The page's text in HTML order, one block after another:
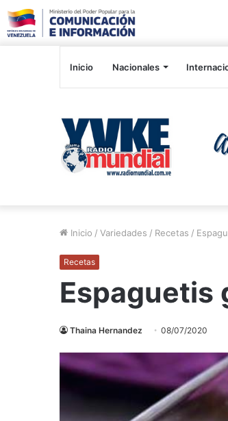
Inicio Nacionales
Inicio / Variedades / Recetas /
Recetas
Espaguetis
Thaina Hernandez 08/07/2020